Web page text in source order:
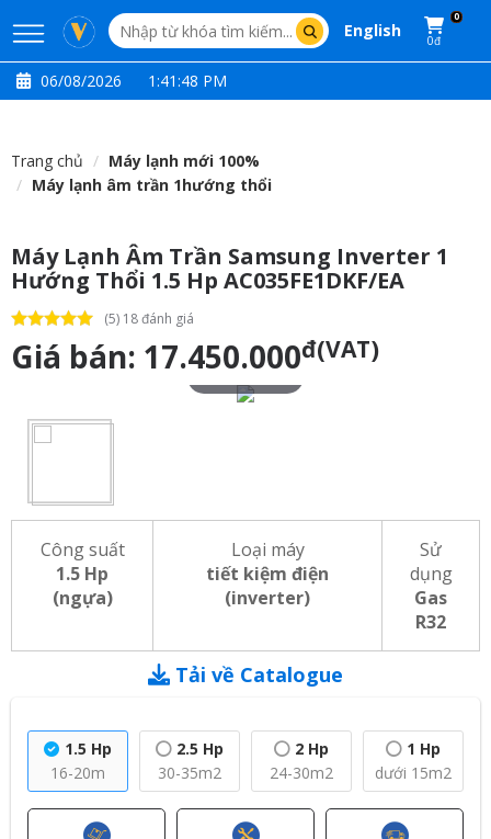
English
0
0đ
06/08/2026 1:41:49 PM
Trang chủ
Máy lạnh mới 100%
Máy lạnh âm trần 1hướng thổi
Máy Lạnh Âm Trần Samsung Inverter 1
Hướng Thổi 1.5 Hp AC035FE1DKF/EA
(5) 18 đánh giá
Giá bán: 17.450.000đ(VAT)
Công suất
1.5 Hp
(ngựa)
Loại máy
tiết kiệm điện
(inverter)
Sử
dụng
Gas
R32
Tải về Catalogue
1.5 Hp
16-20m
2.5 Hp
30-35m2
2 Hp
24-30m2
1 Hp
dưới 15m2